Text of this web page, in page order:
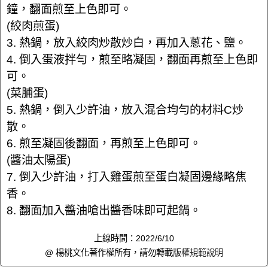
鐘，翻面煎至上色即可。
(絞肉煎蛋)
3. 熱鍋，放入絞肉炒散炒白，再加入蔥花、鹽。
4. 倒入蛋液拌勻，煎至略凝固，翻面再煎至上色即
可。
(菜脯蛋)
5. 熱鍋，倒入少許油，放入混合均勻的材料C炒
散。
6. 煎至凝固後翻面，再煎至上色即可。
(醬油太陽蛋)
7. 倒入少許油，打入雞蛋煎至蛋白凝固邊緣略焦
香。
8. 翻面加入醬油嗆出醬香味即可起鍋。
上線時間：2022/6/10
@ 楊桃文化著作權所有，請勿轉載版權規範說明